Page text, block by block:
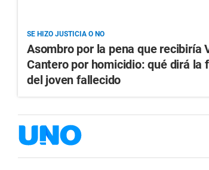
SE HIZO JUSTICIA O NO
Asombro por la pena que recibiría
Cantero por homicidio: qué dirá la
del joven fallecido